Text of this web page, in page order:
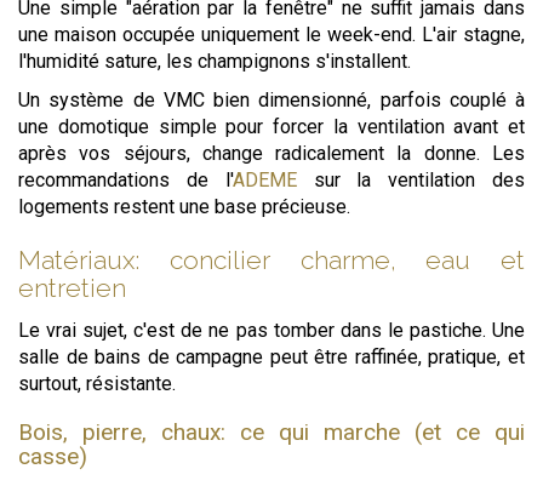
Une simple "aération par la fenêtre" ne suffit jamais dans
une maison occupée uniquement le week-end. L'air stagne,
l'humidité sature, les champignons s'installent.
Un système de VMC bien dimensionné, parfois couplé à
une domotique simple pour forcer la ventilation avant et
après vos séjours, change radicalement la donne. Les
recommandations de l'ADEMEsur la ventilation des
logements restent une base précieuse.
Matériaux: concilier charme, eau et
entretien
Le vrai sujet, c'est de ne pas tomber dans le pastiche. Une
salle de bains de campagne peut être raffinée, pratique, et
surtout, résistante.
Bois, pierre, chaux: ce qui marche (et ce qui
casse)